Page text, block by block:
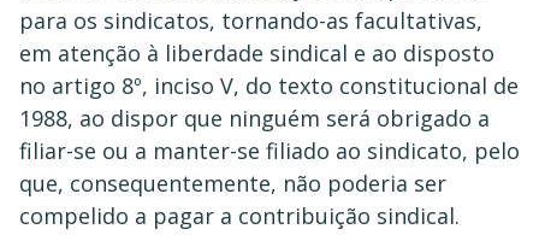
para os sindicatos, tornando-as facultativas,
em atenção à liberdade sindical e ao disposto
no artigo 8º, inciso V, do texto constitucional de
1988, ao dispor que ninguém será obrigado a
filiar-se ou a manter-se filiado ao sindicato, pelo
que, consequentemente, não poderia ser
compelido a pagar a contribuição sindical.